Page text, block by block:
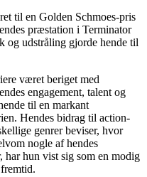
til en Golden Schmoes-pris
præstation i Terminator
og udstråling gjorde hende til
været beriget med
engagement, talent og
til en markant
Hendes bidrag til action-
genrer beviser, hvor
nogle af hendes
har hun vist sig som en modig